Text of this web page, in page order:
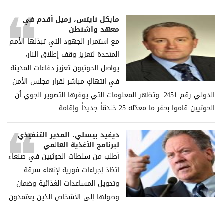
مايكل نايتس، زميل أقدم في
معهد واشنطن
مع استمرار الجهود التي تبذلها الأمم
المتحدة لتعزيز وقف إطلاق النار،
يواصل الحوثيون تعزيز دفاعات المدينة
في انتهاكٍ مباشر لقرار مجلس الأمن
الدولي رقم 2451. وتظهر المعلومات التي يوفرها التصوير الجوي أن
الحوثيين قاموا بحفر ما معدّله 25 خندقاً جديداً وإقامة...
ديفيد بيسلي، المدير التنفيذي
لبرنامج الأغذية العالمي
أطلب من سلطات الحوثيين في صنعاء
اتخاذ إجراءات فورية لإنهاء سرقة
وتحويل المساعدات الغذائية وضمان
وصولها إلى الأشخاص الذين يعتمدون